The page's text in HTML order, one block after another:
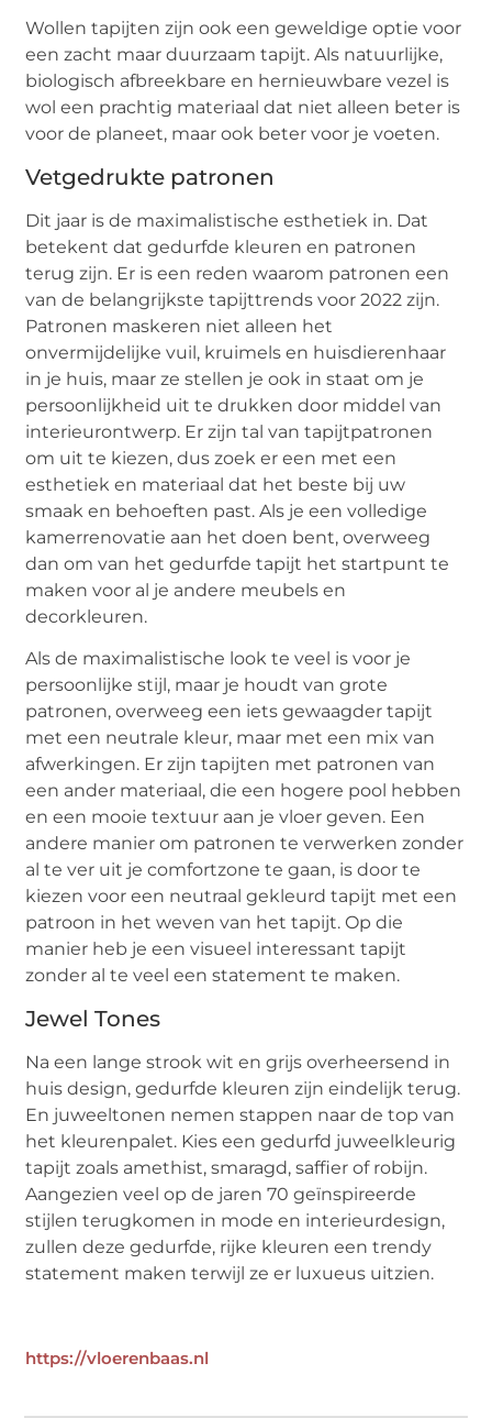
Wollen tapijten zijn ook een geweldige optie voor
een zacht maar duurzaam tapijt. Als natuurlijke,
biologisch afbreekbare en hernieuwbare vezel is
wol een prachtig materiaal dat niet alleen beter is
voor de planeet, maar ook beter voor je voeten.
Vetgedrukte patronen
Dit jaar is de maximalistische esthetiek in. Dat
betekent dat gedurfde kleuren en patronen
terug zijn. Er is een reden waarom patronen een
van de belangrijkste tapijttrends voor 2022 zijn.
Patronen maskeren niet alleen het
onvermijdelijke vuil, kruimels en huisdierenhaar
in je huis, maar ze stellen je ook in staat om je
persoonlijkheid uit te drukken door middel van
interieurontwerp. Er zijn tal van tapijtpatronen
om uit te kiezen, dus zoek er een met een
esthetiek en materiaal dat het beste bij uw
smaak en behoeften past. Als je een volledige
kamerrenovatie aan het doen bent, overweeg
dan om van het gedurfde tapijt het startpunt te
maken voor al je andere meubels en
decorkleuren.
Als de maximalistische look te veel is voor je
persoonlijke stijl, maar je houdt van grote
patronen, overweeg een iets gewaagder tapijt
met een neutrale kleur, maar met een mix van
afwerkingen. Er zijn tapijten met patronen van
een ander materiaal, die een hogere pool hebben
en een mooie textuur aan je vloer geven. Een
andere manier om patronen te verwerken zonder
al te ver uit je comfortzone te gaan, is door te
kiezen voor een neutraal gekleurd tapijt met een
patroon in het weven van het tapijt. Op die
manier heb je een visueel interessant tapijt
zonder al te veel een statement te maken.
Jewel Tones
Na een lange strook wit en grijs overheersend in
huis design, gedurfde kleuren zijn eindelijk terug.
En juweeltonen nemen stappen naar de top van
het kleurenpalet. Kies een gedurfd juweelkleurig
tapijt zoals amethist, smaragd, saffier of robijn.
Aangezien veel op de jaren 70 geïnspireerde
stijlen terugkomen in mode en interieurdesign,
zullen deze gedurfde, rijke kleuren een trendy
statement maken terwijl ze er luxueus uitzien.
https://vloerenbaas.nl